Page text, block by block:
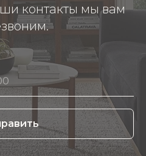
контакты мы вам